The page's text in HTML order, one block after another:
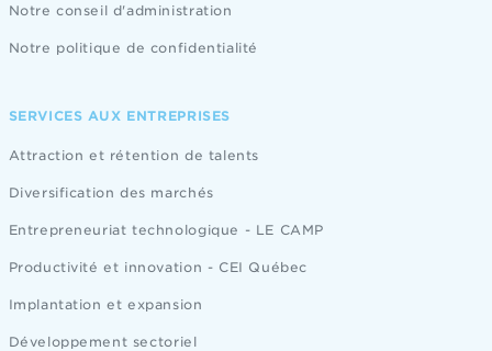
Notre conseil d'administration
Notre politique de confidentialité
SERVICES AUX ENTREPRISES
Attraction et rétention de talents
Diversification des marchés
Entrepreneuriat technologique - LE CAMP
Productivité et innovation - CEI Québec
Implantation et expansion
Développement sectoriel